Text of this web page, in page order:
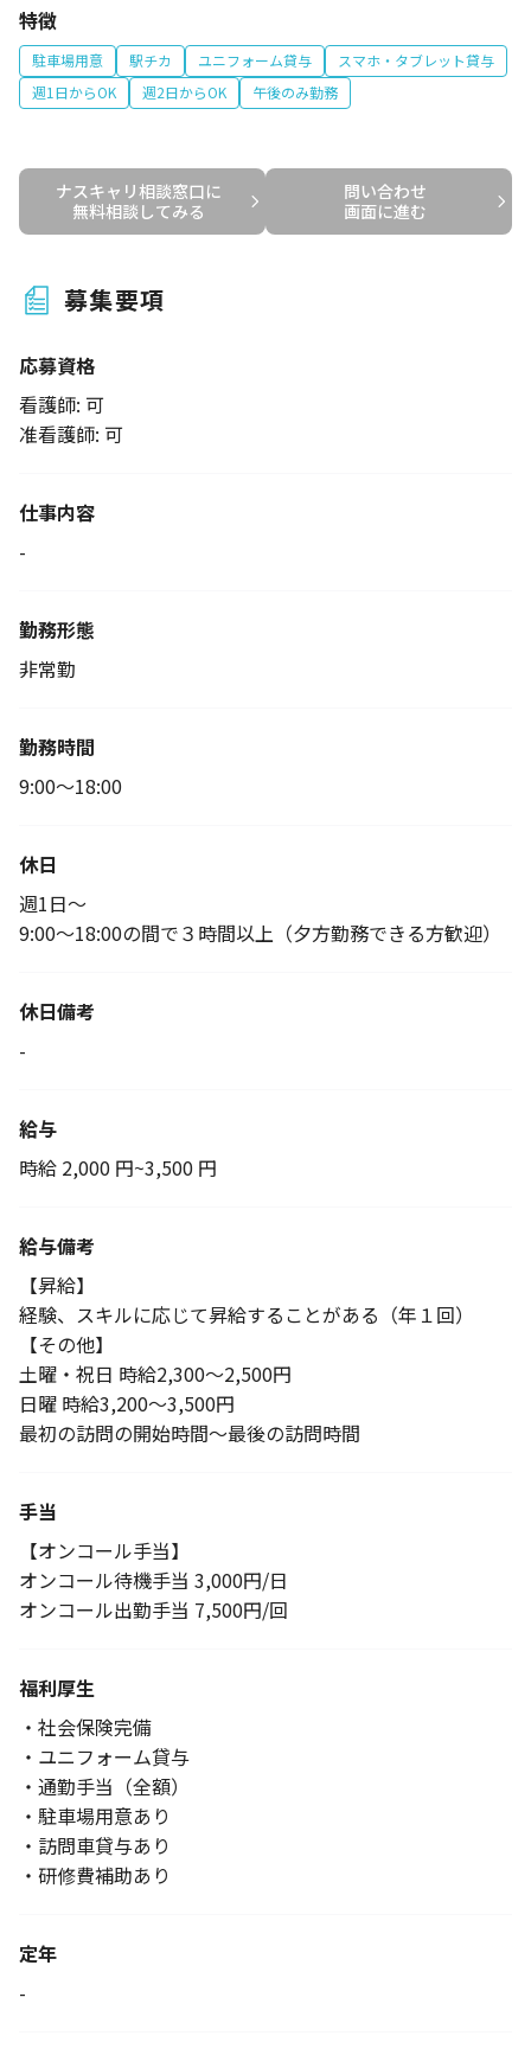
特徴
駐車場用意 駅チカ ユニフォーム貸与
スマホ・タブレット貸与
週1日からOK
週2日からOK 午後のみ勤務
ナスキャリ相談窓口に
無料相談してみる
問い合わせ
画面に進む
募集要項
応募資格
看護師: 可
准看護師: 可
仕事内容
-
勤務形態
非常勤
勤務時間
9:00～18:00
休日
週1日～
9:00～18:00の間で３時間以上（夕方勤務できる方歓迎）
休日備考
-
給与
時給 2,000 円~3,500 円
給与備考
【昇給】
経験、スキルに応じて昇給することがある（年１回）
【その他】
土曜・祝日 時給2,300～2,500円
日曜 時給3,200～3,500円
最初の訪問の開始時間～最後の訪問時間
手当
【オンコール手当】
オンコール待機手当 3,000円/日
オンコール出勤手当 7,500円/回
福利厚生
・社会保険完備
・ユニフォーム貸与
・通勤手当（全額）
・駐車場用意あり
・訪問車貸与あり
・研修費補助あり
定年
-